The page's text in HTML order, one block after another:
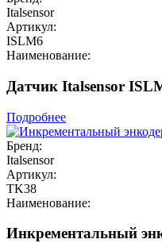
Italsensor
Артикул:
ISLM6
Наименование:
Датчик Italsensor
Подробнее
Бренд:
Italsensor
Артикул:
TK38
Наименование:
Инкрементальный